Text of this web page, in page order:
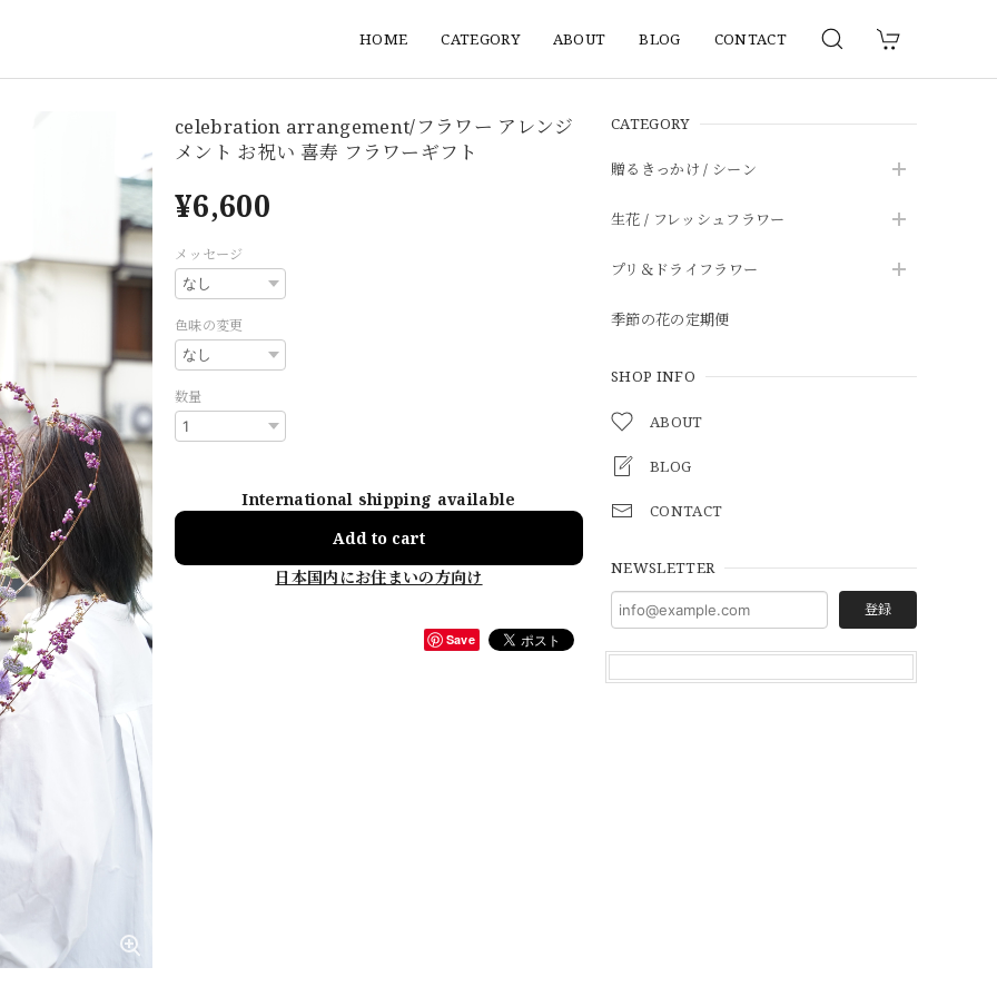
HOME CATEGORY ABOUT BLOG CONTACT
CATEGORY
贈るきっかけ / シーン
生花 / フレッシュフラワー
プリ＆ドライフラワー
季節の花の定期便
SHOP INFO
ABOUT
BLOG
CONTACT
NEWSLETTER
登録
celebration arrangement/フラワー アレンジ
メント お祝い 喜寿 フラワーギフト
¥6,600
メッセージ
色味の変更
数量
International shipping available
Add to cart
日本国内にお住まいの方向け
Save